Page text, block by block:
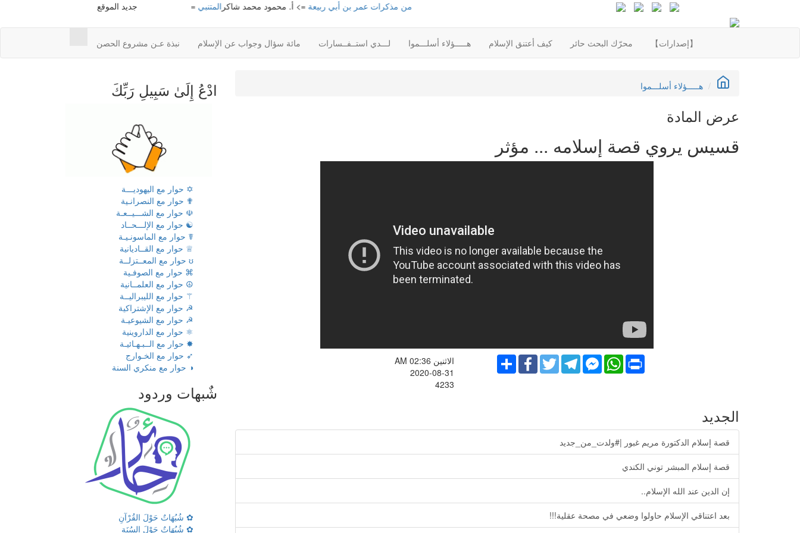
جديد الموقع
معجم محمود محمد شاكر المتنبي=> أ. محمود محمد شاكر من مذكرات عمر بن أبي ربيعة => أ. محمود محمد شاكر
نبذة عـن مشروع الحصن مائة سؤال وجواب عن الإسلام لـــدي استــفــسارات هـــــؤلاء أسلـــموا كيف أعتنق الإسلام محرّك البحث حائر 【إصدارات】
ادْعُ إِلَىٰ سَبِيلِ رَبِّكَ
✡ حوار مع اليهوديـــة
✟ حوار مع النصرانـية
☫ حوار مع الشـــيــعـة
☯ حوار مع الإلـــحــاد
☤ حوار مع الماسونـيـة
♕ حوار مع القــاديانية
ʊ حوار مع المعــتزلــة
⌘ حوار مع الصوفـية
☮ حوار مع العلمــانية
⚚ حوار مع الليبراليــة
☭ حوار مع الإشتراكية
☭ حوار مع الشيوعيـة
⚛ حوار مع الداروينية
✸ حوار مع الــبـهـائيـة
➶ حوار مع الخـوارج
◑ حوار مع منكري السنة
شٌبهات وردود
✿ شُبُهَاتٌ حَوْلَ القُرْآنِ
✿ شُبُهَاتٌ حَوْلَ السُنَةِ
هـــــؤلاء أسلـــموا
عرض المادة
قسيس يروي قصة إسلامه ... مؤثر
الاثنين AM 02:36
2020-08-31
4233
ShareFacebookTwitter
TelegramFacebook
Messenger
WhatsApp Print
الجديد
قصة إسلام الدكتورة مريم غبور |#ولدت_من_جديد
قصة إسلام المبشر توني الكندي
إن الدين عند الله الإسلام..
بعد اعتناقي الإسلام حاولوا وضعي في مصحة عقلية!!!